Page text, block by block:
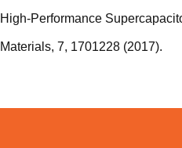
High-Performance
Materials, 7, 1701228 (2017).